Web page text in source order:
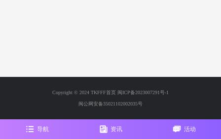
Copyright © 2024 TKFFF首页 闽ICP备2023007291号-1
闽公网安备35021102002035号
导航 资讯 活动